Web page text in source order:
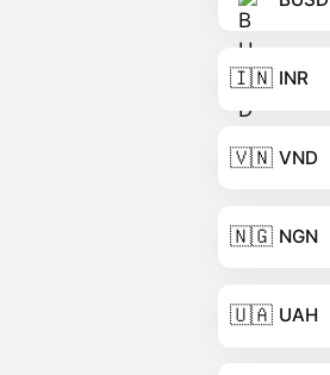
🇮🇳 INR
🇻🇳 VND
🇳🇬 NGN
🇺🇦 UAH